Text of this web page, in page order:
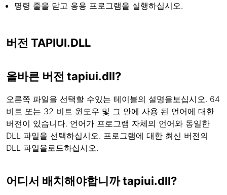
명령 줄을 닫고 응용 프로그램을 실행하십시오.
버전 TAPIUI.DLL
올바른 버전 tapiui.dll?
오른쪽 파일을 선택할 수있는 테이블의 설명을보십시오. 64
비트 또는 32 비트 윈도우 및 그 안에 사용 된 언어에 대한
버전이 있습니다. 언어가 프로그램 자체의 언어와 동일한
DLL 파일을 선택하십시오. 프로그램에 대한 최신 버전의
DLL 파일을로드하십시오.
어디서 배치해야합니까 tapiui.dll?